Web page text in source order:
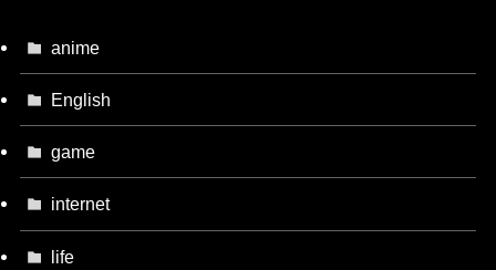
anime
English
game
internet
life